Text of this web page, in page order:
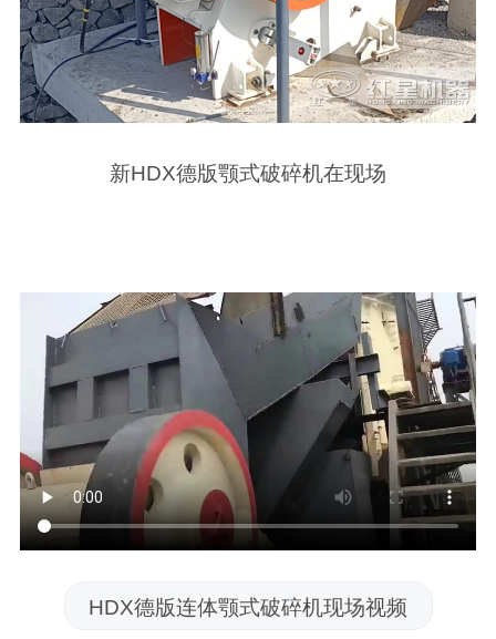
新HDX德版颚式破碎机在现场
HDX德版连体颚式破碎机现场视频